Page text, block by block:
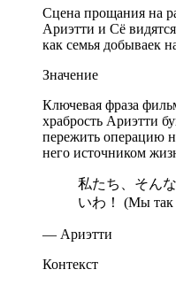
Сцена прощания на
Ариэтти и Сё
как семья добываек
Значение
Ключевая фраза
храбрость Ариэтти
пережить операцию
него источником
私たち、そん
いわ！ (Мы так
— Ариэтти
Контекст